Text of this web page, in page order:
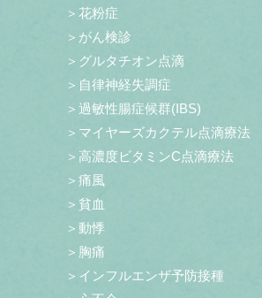
＞花粉症
＞がん検診
＞グルタチオン点滴
＞自律神経失調症
＞過敏性腸症候群(IBS)
＞マイヤーズカクテル点滴療法
＞高濃度ビタミンC点滴療法
＞痛風
＞貧血
＞動悸
＞胸痛
＞インフルエンザ予防接種